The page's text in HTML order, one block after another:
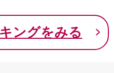
ングをみる